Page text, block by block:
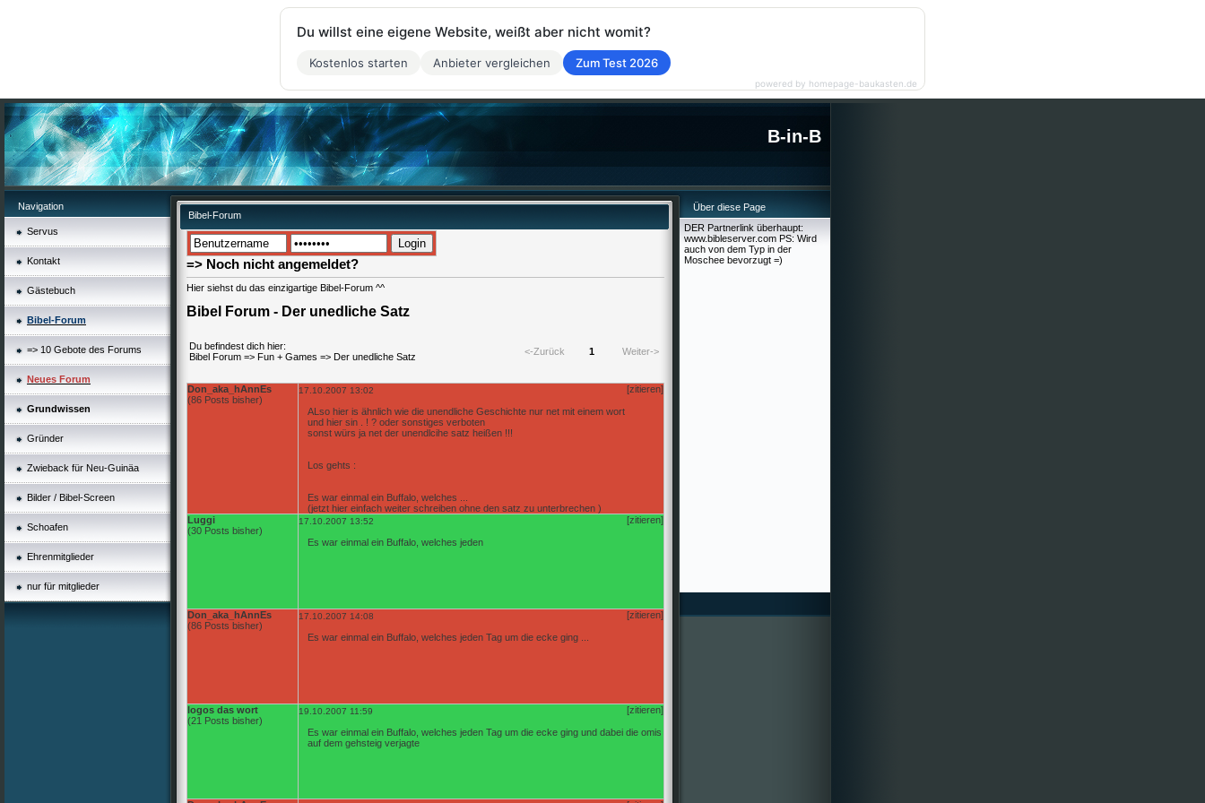
B-in-B
Navigation
Servus
Kontakt
Gästebuch
Bibel-Forum
=> 10 Gebote des Forums
Neues Forum
Grundwissen
Gründer
Zwieback für Neu-Guinäa
Bilder / Bibel-Screen
Schoafen
Ehrenmitglieder
nur für mitglieder
Bibel-Forum
=> Noch nicht angemeldet?
Hier siehst du das einzigartige Bibel-Forum ^^
Bibel Forum - Der unedliche Satz
Du befindest dich hier:
Bibel Forum => Fun + Games => Der unedliche Satz <-Zurück 1 Weiter->
Don_aka_hAnnEs
(86 Posts bisher)
17.10.2007 13:02 [zitieren]
ALso hier is ähnlich wie die unendliche Geschichte nur net mit einem wort
und hier sin . ! ? oder sonstiges verboten
sonst würs ja net der unendlcihe satz heißen !!!
Los gehts :
Es war einmal ein Buffalo, welches ...
(jetzt hier einfach weiter schreiben ohne den satz zu unterbrechen )
Luggi
(30 Posts bisher)
17.10.2007 13:52 [zitieren]
Es war einmal ein Buffalo, welches jeden
Don_aka_hAnnEs
(86 Posts bisher)
17.10.2007 14:08 [zitieren]
Es war einmal ein Buffalo, welches jeden Tag um die ecke ging ...
logos das wort
(21 Posts bisher)
19.10.2007 11:59 [zitieren]
Es war einmal ein Buffalo, welches jeden Tag um die ecke ging und dabei die omis
auf dem gehsteig verjagte
Über diese Page
DER Partnerlink überhaupt:
www.bibleserver.com PS: Wird
auch von dem Typ in der
Moschee bevorzugt =)
Du willst eine eigene Website, weißt aber nicht womit?
Kostenlos starten Anbieter vergleichen Zum Test 2026
powered by homepage-baukasten.de